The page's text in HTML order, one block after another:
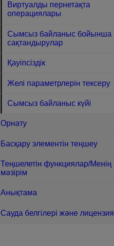
Виртуалды пернетақта
операциялары
Сымсыз байланыс бойынша
сақтандырулар
Қауіпсіздік
Желі параметрлерін тексеру
Сымсыз байланыс күйі
Орнату
Басқару элементін теңшеу
Теңшелетін функциялар/Менің
мәзірім
Анықтама
Сауда белгілері және лицензия